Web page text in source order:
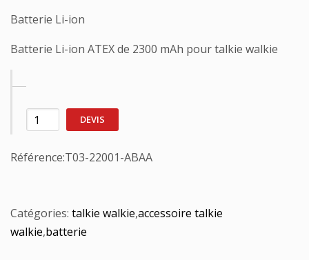
Batterie Li-ion
Batterie Li-ion ATEX de 2300 mAh pour talkie walkie
DEVIS
Référence:T03-22001-ABAA
Catégories: talkie walkie,accessoire talkie
walkie,batterie